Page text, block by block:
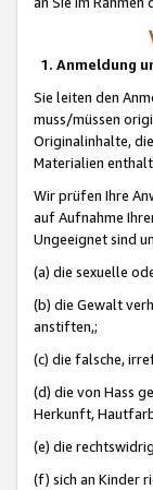
1. Anmeldung
Sie leiten den
muss/müssen
Originalinhalte,
Materialien
Wir prüfen Ihre
auf Aufnahme
Ungeeignet sind
(a) die sexuelle
(b) die Gewalt
anstiften,;
(c) die falsche,
(d) die von Hass
Herkunft,
(e) die
(f) sich an Kinder